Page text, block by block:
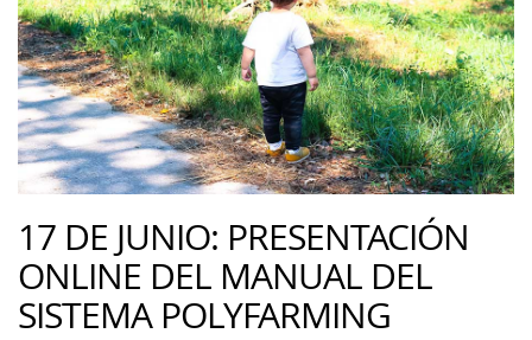
17 DE JUNIO: PRESENTACIÓN
ONLINE DEL MANUAL DEL
SISTEMA POLYFARMING